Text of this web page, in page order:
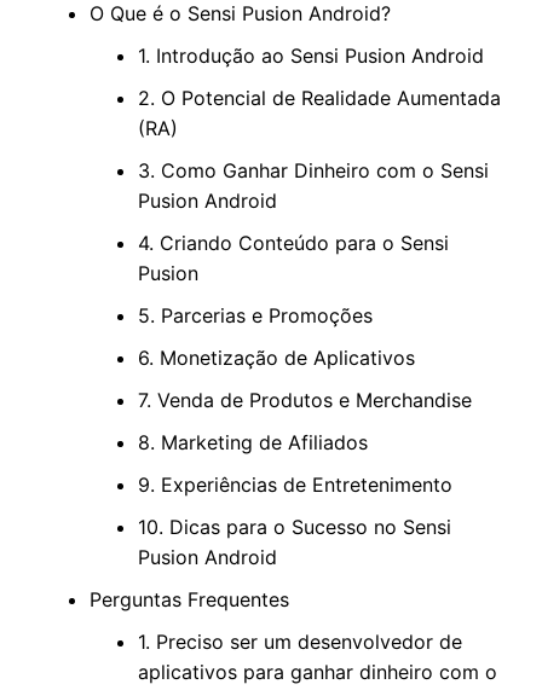
O Que é o Sensi Pusion Android?
1. Introdução ao Sensi Pusion Android
2. O Potencial de Realidade Aumentada
(RA)
3. Como Ganhar Dinheiro com o Sensi
Pusion Android
4. Criando Conteúdo para o Sensi
Pusion
5. Parcerias e Promoções
6. Monetização de Aplicativos
7. Venda de Produtos e Merchandise
8. Marketing de Afiliados
9. Experiências de Entretenimento
10. Dicas para o Sucesso no Sensi
Pusion Android
Perguntas Frequentes
1. Preciso ser um desenvolvedor de
aplicativos para ganhar dinheiro com o